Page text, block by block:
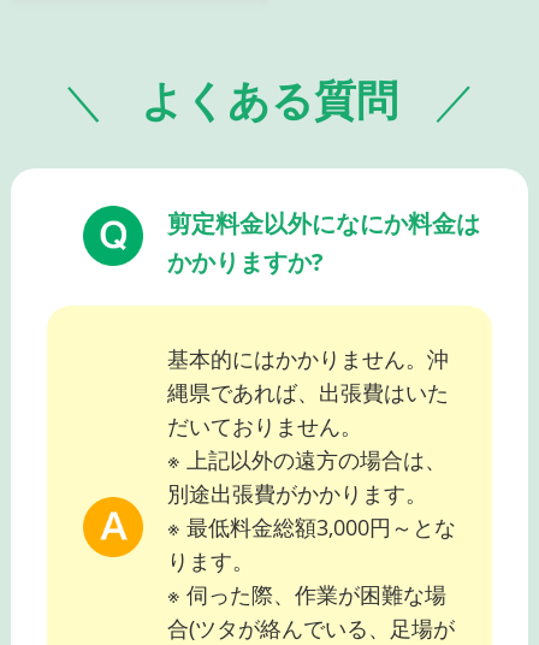
よくある質問
剪定料金以外になにか料金は
かかりますか?
基本的にはかかりません。沖
縄県であれば、出張費はいた
だいておりません。
※ 上記以外の遠方の場合は、
別途出張費がかかります。
※ 最低料金総額3,000円～とな
ります。
※ 伺った際、作業が困難な場
合(ツタが絡んでいる、足場が